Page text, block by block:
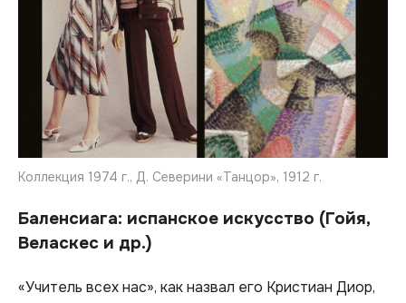
Коллекция 1974 г., Д. Северини «Танцор», 1912 г.
Баленсиага: испанское искусство (Гойя,
Веласкес и др.)
«Учитель всех нас», как назвал его Кристиан Диор,